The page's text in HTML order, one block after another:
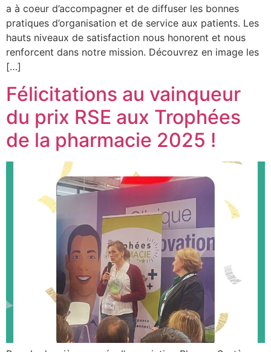
a à coeur d’accompagner et de diffuser les bonnes
pratiques d’organisation et de service aux patients. Les
hauts niveaux de satisfaction nous honorent et nous
renforcent dans notre mission. Découvrez en image les
[…]
Félicitations au vainqueur
du prix RSE aux Trophées
de la pharmacie 2025 !